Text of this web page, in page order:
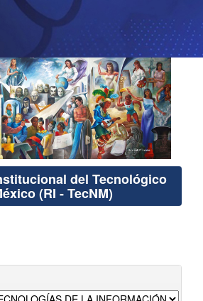
del Tecnológico
(RI - TecNM)